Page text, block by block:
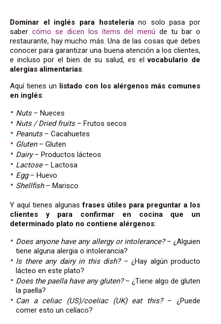
Dominar el inglés para hosteleríano solo pasa por
saber cómo se dicen los ítems del menú de tu bar o
restaurante, hay mucho más. Una de las cosas que debes
conocer para garantizar una buena atención a los clientes,
e incluso por el bien de su salud, es elvocabulario de
alergias alimentarias.
Aquí tienes un listado con los alérgenos más comunes
en inglés:
Nuts – Nueces
Nuts / Dried fruits – Frutos secos
Peanuts – Cacahuetes
Gluten – Gluten
Dairy– Productos lácteos
Lactose – Lactosa
Egg– Huevo
Shellfish – Marisco
Y aquí tienes algunasfrases útiles para preguntar a los
clientes y para confirmar en cocina que un
determinado plato no contiene alérgenos:
Does anyone have any allergy or intolerance?– ¿Alguien
tiene alguna alergia o intolerancia?
Is there any dairy in this dish? – ¿Hay algún producto
lácteo en este plato?
Does the paella have any gluten?– ¿Tiene algo de gluten
la paella?
Can a celiac (US)/coeliac (UK) eat this?– ¿Puede
comer esto un celíaco?